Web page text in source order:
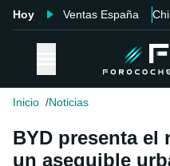
Hoy Ventas España
Inicio Noticias
BYD presenta el
un asequible